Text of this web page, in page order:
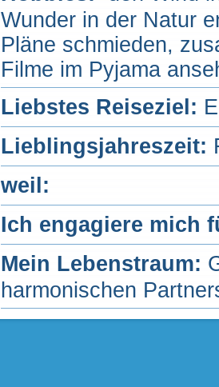
Wunder in der Natur
Pläne schmieden,
Filme im Pyjama
Liebstes Reiseziel:
Lieblingsjahreszeit:
weil:
Ich engagiere mich
Mein Lebenstraum:
harmonischen